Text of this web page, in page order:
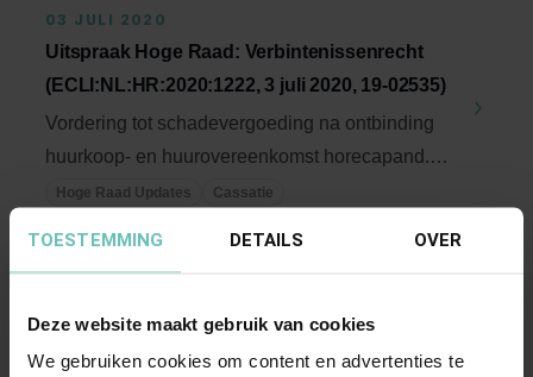
TOESTEMMING DETAILS OVER
Deze website maakt gebruik van cookies
We gebruiken cookies om content en advertenties te
03 JULI 2020
Uitspraak Hoge Raad: Verbintenissenrecht
(ECLI:NL:HR:2020:1222, 3 juli 2020, 19-02535)
Vordering tot schadevergoeding na ontbinding
huurkoop- en huurovereenkomst horecapand.
Vervolg op ...
Hoge Raad Updates Cassatie